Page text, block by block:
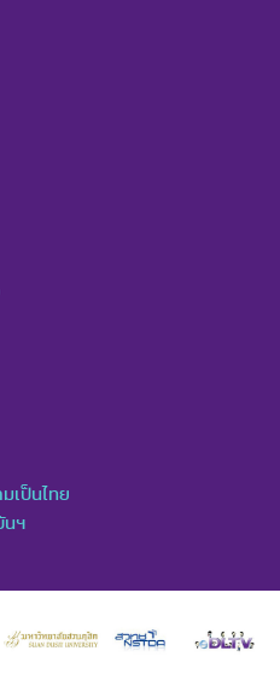
เป็นไทย
นฯ